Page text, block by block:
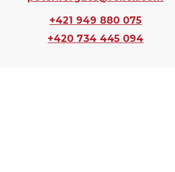
+421 949 880 075
+420 734 445 094